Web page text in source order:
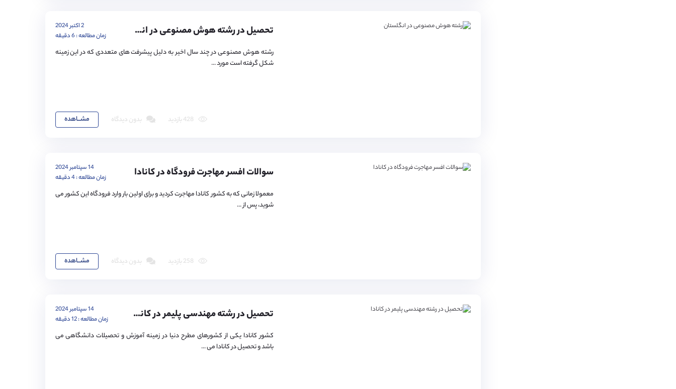
تحصیل در رشته هوش مصنوعی در انگلستان
2 اکتبر 2024
زمان مطالعه : 6 دقیقه
رشته هوش مصنوعی در چند سال اخیر به دلیل پیشرفت های متعددی که در این زمینه
شکل گرفته است مورد ...
مشـــاهده بدون دیدگاه
سوالات افسر مهاجرت فرودگاه در کانادا
14 سپتامبر 2024
زمان مطالعه : 4 دقیقه
معمولا زمانی که به کشور کانادا مهاجرت کردید و برای اولین بار وارد فرودگاه این کشور می
شوید، پس از ...
مشـــاهده بدون دیدگاه
تحصیل در رشته مهندسی پلیمر در کانادا
14 سپتامبر 2024
زمان مطالعه : 12 دقیقه
کشور کانادا یکی از کشورهای مطرح دنیا در زمینه آموزش و تحصیلات دانشگاهی می
باشد و تحصیل در کانادا می ...